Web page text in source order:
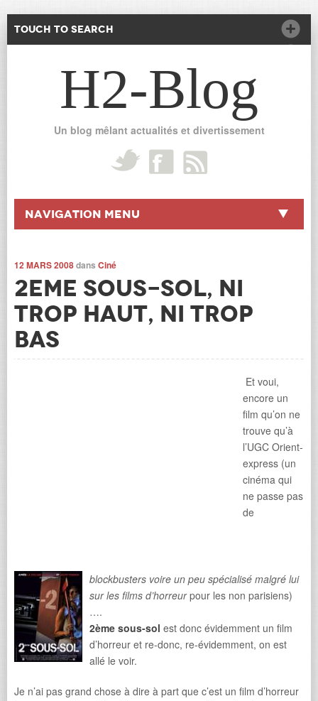
Touch to Search
H2-Blog
Un blog mêlant actualités et divertissement
Navigation Menu
12 MARS 2008dans Ciné
2eme Sous-Sol, ni
trop haut, ni trop
bas
Et voui,
encore un
film qu’on ne
trouve qu’à
l’UGC Orient-
express (un
cinéma qui
ne passe pas
de
blockbusters voire un peu spécialisé malgré lui
sur les films d’horreurpour les non parisiens)
….
2ème sous-sol est donc évidemment un film
d’horreur et re-donc, re-évidemment, on est
allé le voir.
Je n’ai pas grand chose à dire à part que c’est un film d’horreur